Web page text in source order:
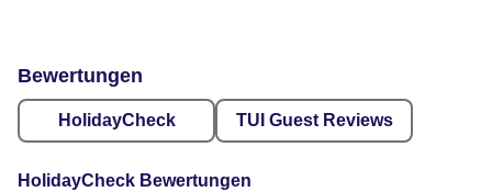
Bewertungen
HolidayCheck TUI Guest Reviews
HolidayCheck Bewertungen